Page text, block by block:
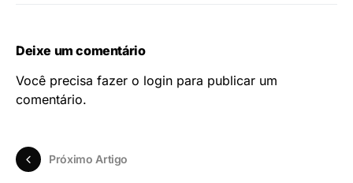
Deixe um comentário
Você precisa fazer o login para publicar um
comentário.
Próximo Artigo